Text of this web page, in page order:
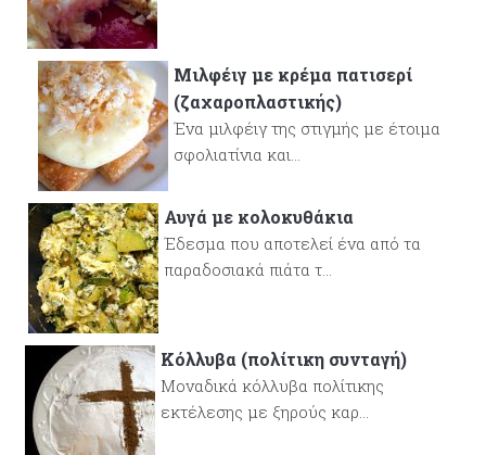
Μιλφέιγ με κρέμα πατισερί
(ζαχαροπλαστικής)
Ένα μιλφέιγ της στιγμής με έτοιμα
σφολιατίνια και...
Αυγά με κολοκυθάκια
Έδεσμα που αποτελεί ένα από τα
παραδοσιακά πιάτα τ...
Κόλλυβα (πολίτικη συνταγή)
Μοναδικά κόλλυβα πολίτικης
εκτέλεσης με ξηρούς καρ...